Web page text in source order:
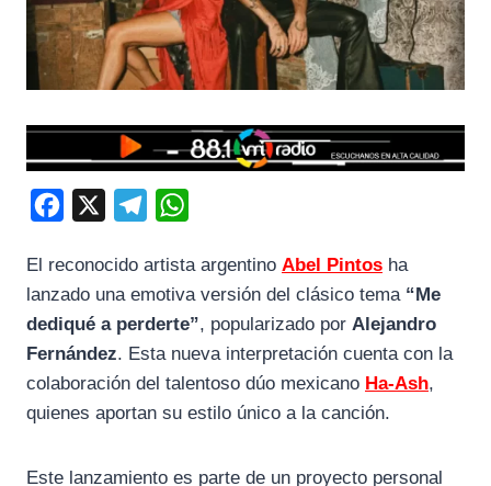
c
e
b
l
e
g
a
t
El reconocido artista argentino Abel Pintos ha
lanzado una emotiva versión del clásico tema “Me
dediqué a perderte”, popularizado por Alejandro
Fernández. Esta nueva interpretación cuenta con la
colaboración del talentoso dúo mexicano Ha-Ash,
quienes aportan su estilo único a la canción.
Este lanzamiento es parte de un proyecto personal